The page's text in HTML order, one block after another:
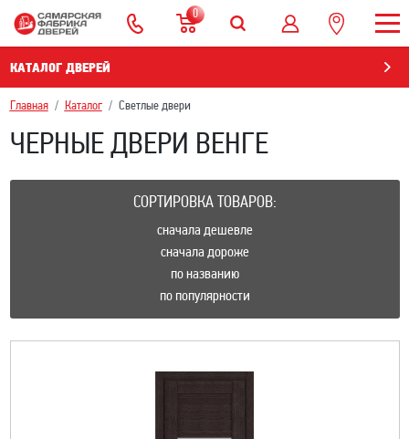
0
КАТАЛОГ ДВЕРЕЙ
Главная Каталог Светлые двери
ЧЕРНЫЕ ДВЕРИ ВЕНГЕ
СОРТИРОВКА ТОВАРОВ:
сначала дешевле
сначала дороже
по названию
по популярности